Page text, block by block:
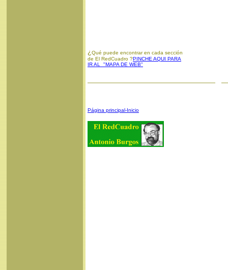
¿ Qué puede encontrar en cada sección
de El RedCuadro ?PINCHE AQUI PARA
IR AL "MAPA DE WEB"
Página principal-Inicio